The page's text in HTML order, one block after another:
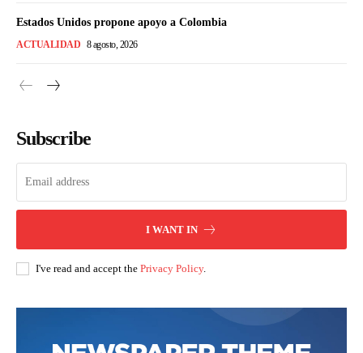
Estados Unidos propone apoyo a Colombia
ACTUALIDAD 8 agosto, 2026
Subscribe
I WANT IN
I've read and accept the Privacy Policy.